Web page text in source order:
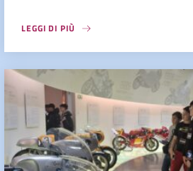
LEGGI DI PIÙ